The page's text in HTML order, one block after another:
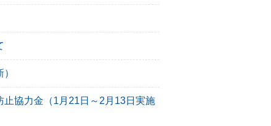
協力金（1月21日～2月13日実施